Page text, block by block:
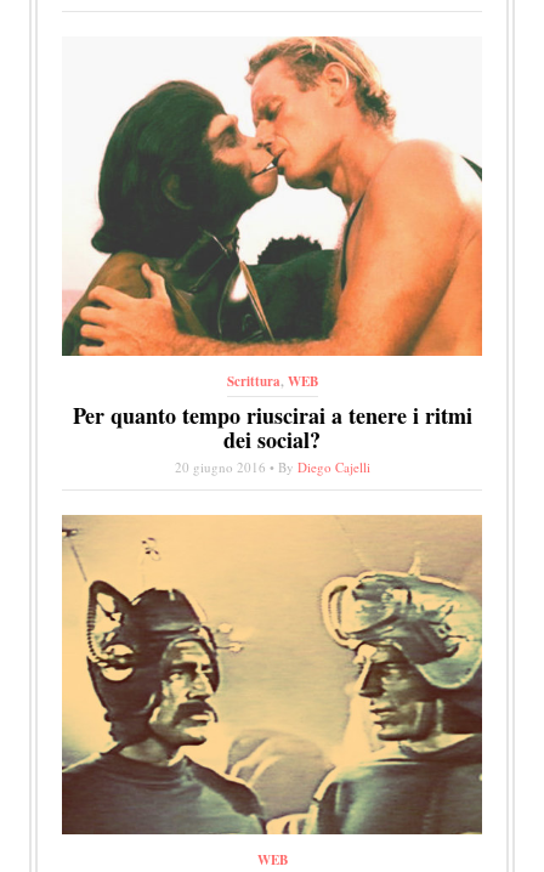
Scrittura,WEB
Per quanto tempo riuscirai a tenere i ritmi
dei social?
20 giugno 2016 • By Diego Cajelli
WEB